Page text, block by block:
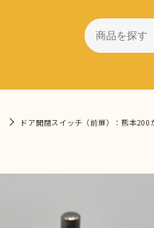
ドア開閉スイッチ（前扉）：熊本200